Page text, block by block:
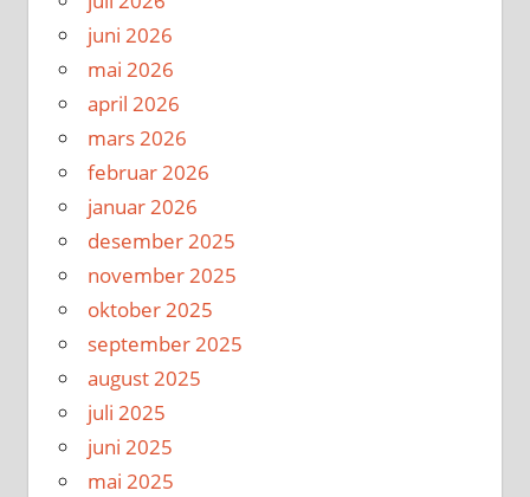
juni 2026
mai 2026
april 2026
mars 2026
februar 2026
januar 2026
desember 2025
november 2025
oktober 2025
september 2025
august 2025
juli 2025
juni 2025
mai 2025